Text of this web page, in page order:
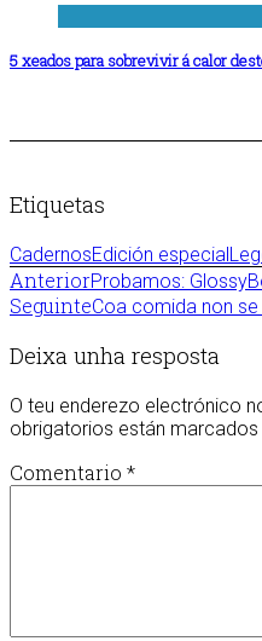
5 xeados para sobrevivir á calor
Etiquetas
CadernosEdición especial
AnteriorProbamos:
SeguinteCoa comida non se
Deixa unha resposta
O teu enderezo electrónico
obrigatorios están marcados
Comentario *